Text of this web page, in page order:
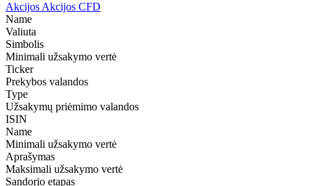
Akcijos Akcijos CFD
Name
Valiuta
Simbolis
Minimali užsakymo vertė
Ticker
Prekybos valandos
Type
Užsakymų priėmimo valandos
ISIN
Name
Minimali užsakymo vertė
Aprašymas
Maksimali užsakymo vertė
Sandorio etapas